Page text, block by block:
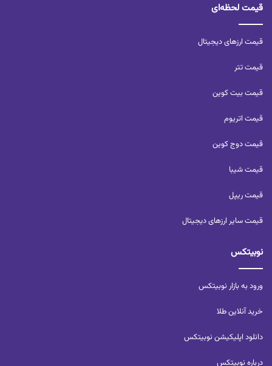
قیمت لحظه‌ای
قیمت ارزهای دیجیتال
قیمت تتر
قیمت بیت کوین
قیمت اتریوم
قیمت دوج کوین
قیمت شیبا
قیمت ریپل
قیمت سایر ارزهای دیجیتال
نوبیتکس
ورود به بازار نوبیتکس
خرید آنلاین طلا
دانلود اپلیکیشن نوبیتکس
درباره نوبیتکس